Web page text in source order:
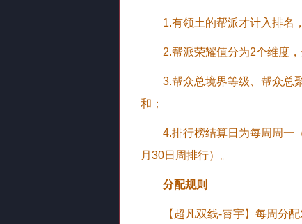
1.有领土的帮派才计入排名
2.帮派荣耀值分为2个维度
3.帮众总境界等级、帮众总
和；
4.排行榜结算日为每周周一
月30日周排行）。
分配规则
【超凡双线-霄宇】每周分